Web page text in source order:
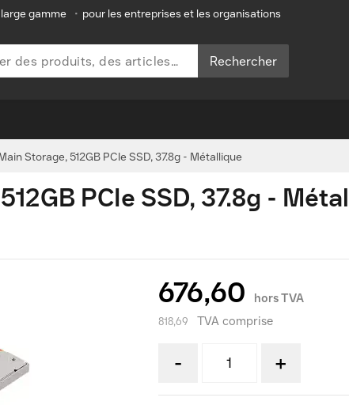
gamme • pour les entreprises et les organisations
Rechercher
Storage, 512GB PCIe SSD, 37.8g - Métallique
PCIe SSD, 37.8g -
676,60 hors TVA
818,69 TVA comprise
- +